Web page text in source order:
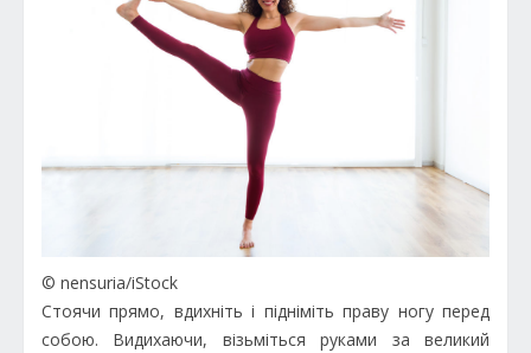
© nensuria/iStock
Стоячи прямо, вдихніть і підніміть праву ногу перед
собою. Видихаючи, візьміться руками за великий